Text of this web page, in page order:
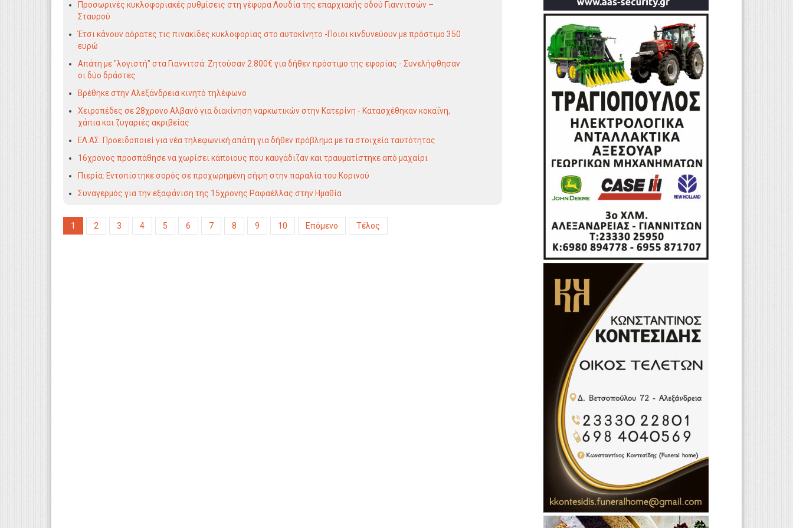
Προσωρινές κυκλοφοριακές ρυθμίσεις στη γέφυρα Λουδία της επαρχιακής οδού Γιαννιτσών –
Σταυρού
Έτσι κάνουν αόρατες τις πινακίδες κυκλοφορίας στο αυτοκίνητο -Ποιοι κινδυνεύουν με πρόστιμο 350
ευρώ
Απάτη με "λογιστή" στα Γιαννιτσά: Ζητούσαν 2.800€ για δήθεν πρόστιμο της εφορίας - Συνελήφθησαν
οι δύο δράστες
Βρέθηκε στην Αλεξάνδρεια κινητό τηλέφωνο
Χειροπέδες σε 28χρονο Αλβανό για διακίνηση ναρκωτικών στην Κατερίνη - Κατασχέθηκαν κοκαΐνη,
χάπια και ζυγαριές ακριβείας
ΕΛ.ΑΣ: Προειδοποιεί για νέα τηλεφωνική απάτη για δήθεν πρόβλημα με τα στοιχεία ταυτότητας
16χρονος προσπάθησε να χωρίσει κάποιους που καυγάδιζαν και τραυματίστηκε από μαχαίρι
Πιερία: Εντοπίστηκε σορός σε προχωρημένη σήψη στην παραλία του Κορινού
Συναγερμός για την εξαφάνιση της 15χρονης Ραφαέλλας στην Ημαθία
1 2 3 4 5 6 7 8 9 10 Επόμενο Τέλος